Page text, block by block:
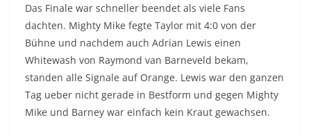
Das Finale war schneller beendet als viele Fans
dachten. Mighty Mike fegte Taylor mit 4:0 von der
Bühne und nachdem auch Adrian Lewis einen
Whitewash von Raymond van Barneveld bekam,
standen alle Signale auf Orange. Lewis war den ganzen
Tag ueber nicht gerade in Bestform und gegen Mighty
Mike und Barney war einfach kein Kraut gewachsen.